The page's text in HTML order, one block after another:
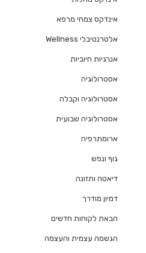
אינדקס צמחי מרפא
אלטרנטיבלי Wellness
אנרגיות חיוביות
אסטרולוגיה
אסטרולוגיה וקבלה
אסטרולוגיה שבועית
ארומתרפיה
גוף ונפש
דיאטה ותזונה
דמיון מודרך
הבאת לקוחות חדשים
הגשמה עצמית והעצמה